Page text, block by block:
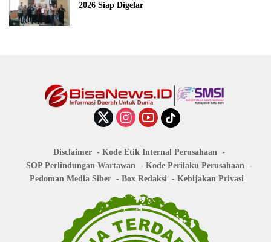
2026 Siap Digelar
Disclaimer
Kode Etik Internal Perusahaan
SOP Perlindungan Wartawan
Kode Perilaku Perusahaan
Pedoman Media Siber
Box Redaksi Kebijakan Privasi